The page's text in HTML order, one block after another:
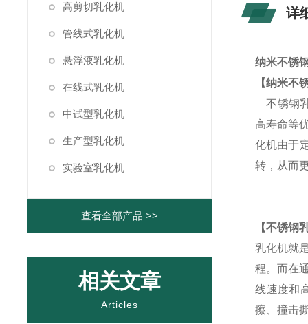
高剪切乳化机
管线式乳化机
悬浮液乳化机
在线式乳化机
中试型乳化机
生产型乳化机
实验室乳化机
查看全部产品 >>
相关文章
Articles
详
纳米不锈
【纳米不
不锈钢
高寿命等
化机由于
转，从而
【不锈钢
乳化机就
程。而在
线速度和
擦、撞击